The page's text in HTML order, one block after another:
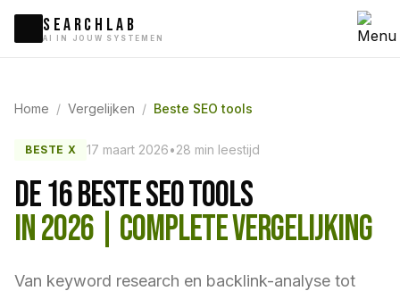
SEARCHLAB
AI IN JOUW SYSTEMEN
Home / Vergelijken / Beste SEO tools
BESTE X 17 maart 2026•28 min leestijd
DE 16 BESTE SEO TOOLS
IN 2026 | COMPLETE VERGELIJKING
Van keyword research en backlink-analyse tot